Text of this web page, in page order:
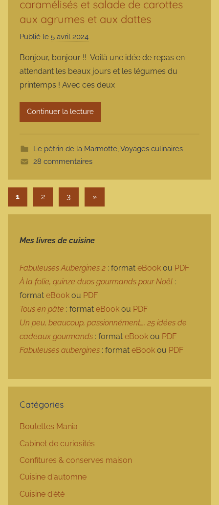
caramélisés et salade de carottes
aux agrumes et aux dattes
Publié le 5 avril 2024
m
a
r
m
t
e
Bonjour, bonjour !! Voilà une idée de repas en
attendant les beaux jours et les légumes du
printemps ! Avec ces deux
Continuer la lecture
Le pétrin de la Marmotte,Voyages culinaires
28 commentaires
Pagination des publications
1 2 3 Articles suivants
»
Mes livres de cuisine
Fabuleuses Aubergines 2 : format eBook ou PDF
À la folie, quinze duos gourmands pour Noël :
format eBook ou PDF
Tous en pâte : format eBook ou PDF
Un peu, beaucoup, passionnément…, 25 idées de
cadeaux gourmands : format eBook ou PDF
Fabuleuses aubergines : format eBook ou PDF
Catégories
Boulettes Mania
Cabinet de curiosités
Confitures & conserves maison
Cuisine d'automne
Cuisine d'été